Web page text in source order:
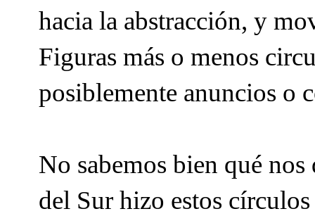
hacia la abstracción, y
Figuras más o menos
posiblemente anuncios o
No sabemos bien qué
del Sur hizo estos